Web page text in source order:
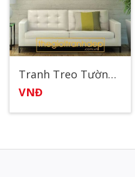
Tranh Treo Tường Tứ Quý
VNĐ